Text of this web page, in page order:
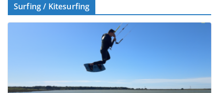
Surfing / Kitesurfing